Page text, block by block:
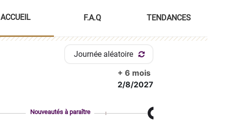
ACCUEIL F.A.Q TENDANCES
Journée aléatoire
+ 6 mois
2/8/2027
Nouveautés à paraître